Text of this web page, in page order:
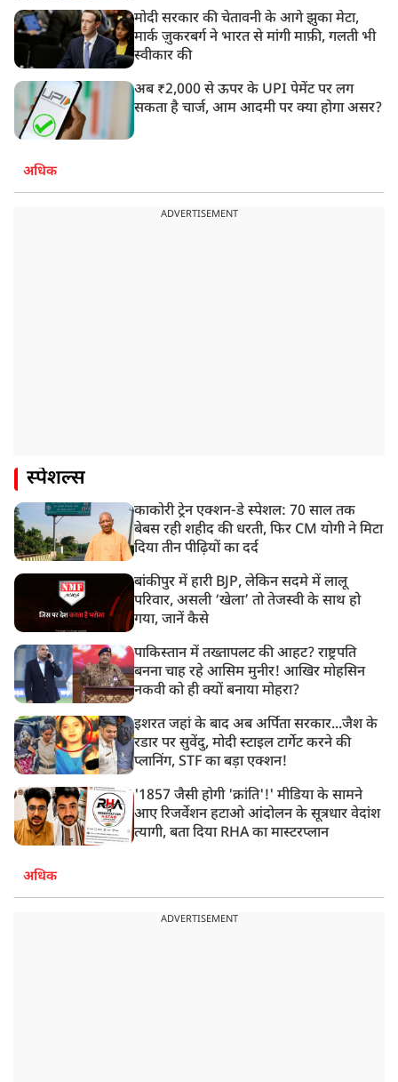
मोदी सरकार की चेतावनी के आगे झुका मेटा,
मार्क ज़ुकरबर्ग ने भारत से मांगी माफ़ी, गलती भी
स्वीकार की
अब ₹2,000 से ऊपर के UPI पेमेंट पर लग
सकता है चार्ज, आम आदमी पर क्या होगा असर?
अधिक
ADVERTISEMENT
स्पेशल्स
काकोरी ट्रेन एक्शन-डे स्पेशल: 70 साल तक
बेबस रही शहीद की धरती, फिर CM योगी ने मिटा
दिया तीन पीढ़ियों का दर्द
बांकीपुर में हारी BJP, लेकिन सदमे में लालू
परिवार, असली ‘खेला’ तो तेजस्वी के साथ हो
गया, जानें कैसे
पाकिस्तान में तख्तापलट की आहट? राष्ट्रपति
बनना चाह रहे आसिम मुनीर! आखिर मोहसिन
नकवी को ही क्यों बनाया मोहरा?
इशरत जहां के बाद अब अर्पिता सरकार...जैश के
रडार पर सुवेंदु, मोदी स्टाइल टार्गेट करने की
प्लानिंग, STF का बड़ा एक्शन!
'1857 जैसी होगी 'क्रांति'!' मीडिया के सामने
आए रिजर्वेशन हटाओ आंदोलन के सूत्रधार वेदांश
त्यागी, बता दिया RHA का मास्टरप्लान
अधिक
ADVERTISEMENT